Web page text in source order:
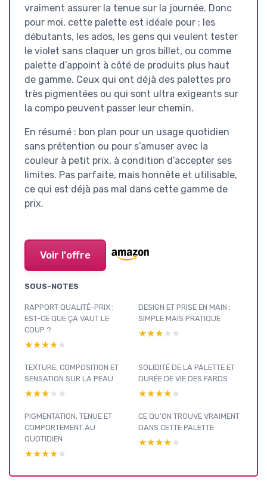
vraiment assurer la tenue sur la journée. Donc
pour moi, cette palette est idéale pour : les
débutants, les ados, les gens qui veulent tester
le violet sans claquer un gros billet, ou comme
palette d’appoint à côté de produits plus haut
de gamme. Ceux qui ont déjà des palettes pro
très pigmentées ou qui sont ultra exigeants sur
la compo peuvent passer leur chemin.
En résumé : bon plan pour un usage quotidien
sans prétention ou pour s’amuser avec la
couleur à petit prix, à condition d’accepter ses
limites. Pas parfaite, mais honnête et utilisable,
ce qui est déjà pas mal dans cette gamme de
prix.
Voir l'offre
SOUS-NOTES
RAPPORT QUALITÉ-PRIX :
EST-CE QUE ÇA VAUT LE
COUP ?
★★★★★
★★★★★
DESIGN ET PRISE EN MAIN :
SIMPLE MAIS PRATIQUE
★★★★★
★★★★★
TEXTURE, COMPOSITION ET
SENSATION SUR LA PEAU
★★★★★
★★★★★
SOLIDITÉ DE LA PALETTE ET
DURÉE DE VIE DES FARDS
★★★★★
★★★★★
PIGMENTATION, TENUE ET
COMPORTEMENT AU
QUOTIDIEN
★★★★★
★★★★★
CE QU’ON TROUVE VRAIMENT
DANS CETTE PALETTE
★★★★★
★★★★★